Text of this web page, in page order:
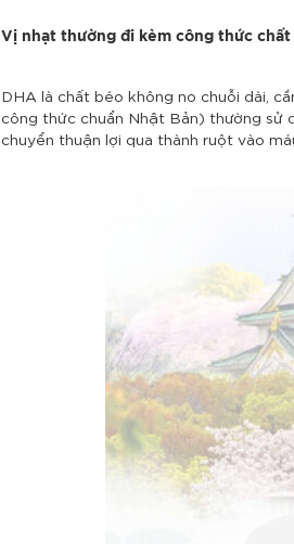
Vị nhạt thường đi kèm công thức chất
DHA là chất béo không no chuỗi dài,
công thức chuẩn Nhật Bản) thường sử
chuyển thuận lợi qua thành ruột vào